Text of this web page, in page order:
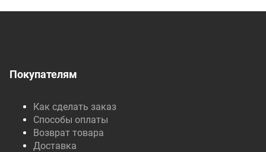
Покупателям
Как сделать заказ
Способы оплаты
Возврат товара
Доставка